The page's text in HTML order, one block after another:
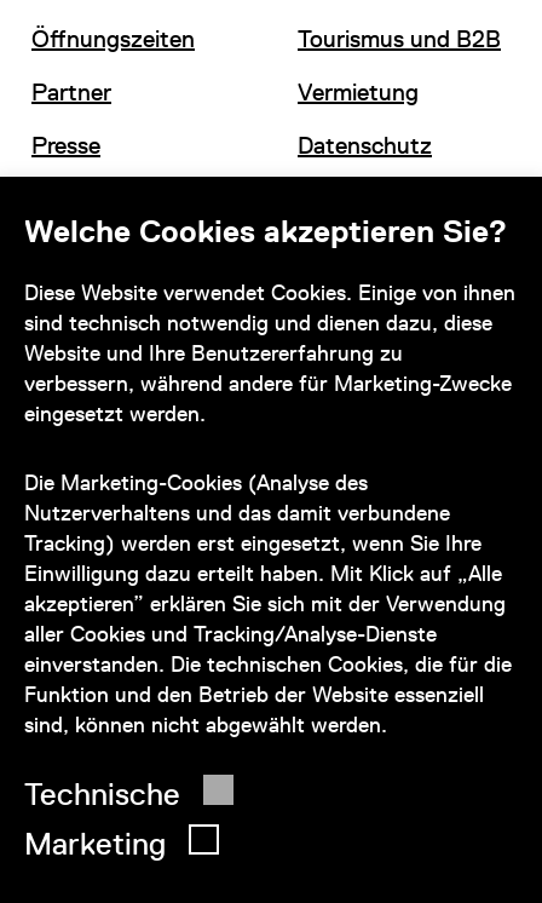
Welche Cookies akzeptieren Sie?
Diese Website verwendet Cookies. Einige von ihnen
sind technisch notwendig und dienen dazu, diese
Website und Ihre Benutzererfahrung zu
verbessern, während andere für Marketing-Zwecke
eingesetzt werden.
Die Marketing-Cookies (Analyse des
Nutzerverhaltens und das damit verbundene
Tracking) werden erst eingesetzt, wenn Sie Ihre
Einwilligung dazu erteilt haben. Mit Klick auf „Alle
akzeptieren” erklären Sie sich mit der Verwendung
aller Cookies und Tracking/Analyse-Dienste
einverstanden. Die technischen Cookies, die für die
Funktion und den Betrieb der Website essenziell
sind, können nicht abgewählt werden.
Technische
Marketing
Öffnungszeiten
Partner
Presse
Tourismus und B2B
Vermietung
Datenschutz
Kontakt
zu den Öffnungszeiten des Museums
auch telefonisch zur Verfügung:
+43 1 505 87 47 85173
service@wienmuseum.at
© 2026 Wien Museum